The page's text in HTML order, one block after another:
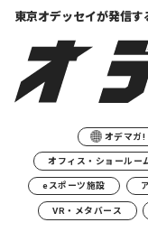
東京オデッセイが発信す
オデマガ!
オフィス・ショールー
eスポーツ施設
VR・メタバース